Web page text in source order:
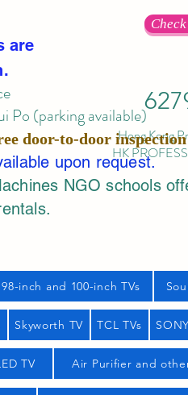
Hong Kong
HK
are
Po (parking available)
door-to-door inspection
upon request.
NGO schools
98-inch and 100-inch TVs
Skyworth TV TCL TVs
TV Air Purifier and